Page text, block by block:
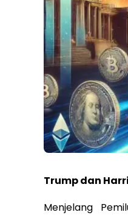
Trump dan
Menjelang